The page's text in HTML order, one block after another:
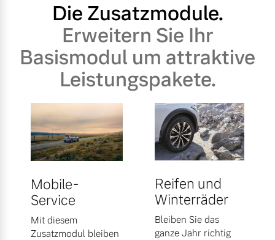
Die Zusatzmodule.
Erweitern Sie Ihr
Basismodul um attraktive
Leistungspakete.
Mobile-
Service
Mit diesem
Zusatzmodul bleiben
Reifen und
Winterräder
Bleiben Sie das
ganze Jahr richtig